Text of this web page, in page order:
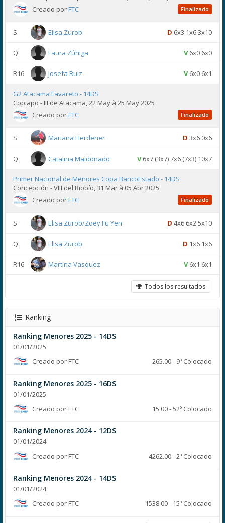
Creado porFTC Finalizado
S Elisa Zurob D 6x3 1x6 3x10
Q Laura Zúñiga V6x0 6x0
R16 Josefa Ruiz V6x0 6x1
G2 Atacama Favareto - 14DS
Copiapo - III de Atacama, 22 May à 25 May 2025
Creado porFTC Finalizado
S Mariana Herdener D 3x6 0x6
Q Catalina Maldonado V6x7 (3x7) 7x6 (7x3) 10x7
Primer Nacional de Menores Copa BancoEstado - 14DS
Concepción - VIII del Biobío, 31 Mar à 05 Abr 2025
Creado porFTC Finalizado
S Elisa Zurob/Zoey Fu Yen D 4x6 6x2 5x10
Q Elisa Zurob D 1x6 1x6
R16 Martina Vasquez V6x1 6x1
Todos los resultados
Ranking
Ranking Menores 2025 - 14DS
01/01/2025
Creado por FTC
265.00 - 9º Colocado
Ranking Menores 2025 - 16DS
01/01/2025
Creado por FTC
15.00 - 52º Colocado
Ranking Menores 2024 - 12DS
01/01/2024
Creado por FTC
4262.00 - 2º Colocado
Ranking Menores 2024 - 14DS
01/01/2024
Creado por FTC
1538.00 - 15º Colocado